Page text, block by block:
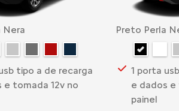
Nera
tipo a de recarga
e tomada 12v no
Preto Perla
1 porta
e dados e
painel